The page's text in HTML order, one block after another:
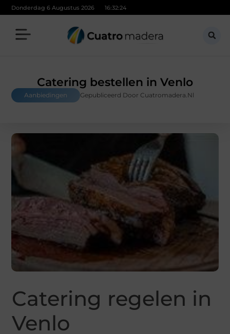
Donderdag 6 Augustus 2026 16:32:26
Catering bestellen in Venlo
Aanbiedingen Gepubliceerd Door Cuatromadera.nl
Catering regelen in
Venlo